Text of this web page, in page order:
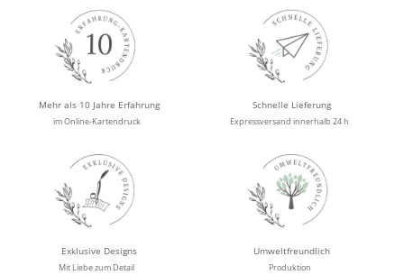
Mehr als 10 Jahre Erfahrung
im Online-Kartendruck
Schnelle Lieferung
Expressversand innerhalb 24 h
Exklusive Designs
Mit Liebe zum Detail
Umweltfreundlich
Produktion